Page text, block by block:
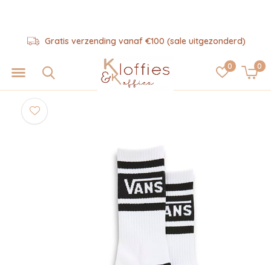
0 0
Gratis verzending vanaf €100 (sale uitgezonderd)